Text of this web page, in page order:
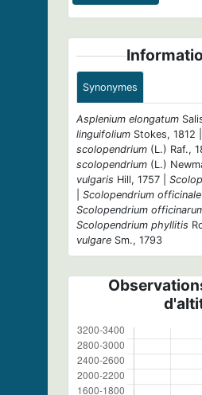
Synonymes
Asplenium elongatum
linguifolium Stokes, 1812 |
scolopendrium (L.) Raf.,
scolopendrium (L.)
vulgaris Hill, 1757 |
Scolopendrium officinale
Scolopendrium
Scolopendrium phyllitis
vulgare Sm., 1793